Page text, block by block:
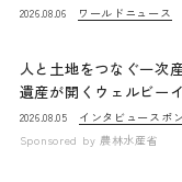
2026.08.06 ワールドニュース
人と土地をつなぐ一次
遺産が開くウェルビー
2026.08.05 インタビュー スポ
Sponsored by 農林水産省